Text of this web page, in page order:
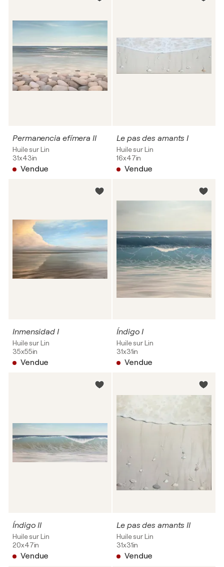
Permanencia efímera II
Huile sur Lin
31x43in
Vendue
Le pas des amants I
Huile sur Lin
16x47in
Vendue
Inmensidad I
Huile sur Lin
35x55in
Vendue
Índigo I
Huile sur Lin
31x31in
Vendue
Índigo II
Huile sur Lin
20x47in
Vendue
Le pas des amants II
Huile sur Lin
31x31in
Vendue